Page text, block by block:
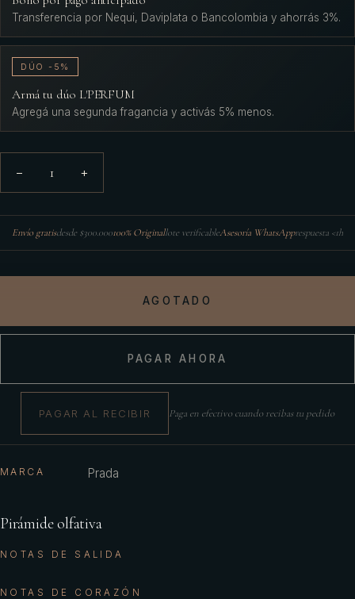
Transferencia por Nequi, Daviplata o Bancolombia y ahorrás 3%.
DÚO -5%
Armá tu dúo L'PERFUM
Agregá una segunda fragancia y activás 5% menos.
− 1 +
Envío gratisdesde $300.000100% Originallote verificableAsesoría WhatsApprespuesta <1h
AGOTADO
PAGAR AHORA
PAGAR AL RECIBIR Paga en efectivo cuando recibas tu pedido
MARCA Prada
Pirámide olfativa
NOTAS DE SALIDA
NOTAS DE CORAZÓN